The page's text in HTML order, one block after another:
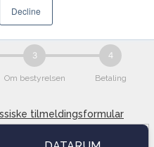
Decline
3
Om bestyrelsen
4
Betaling
tilmeldingsformular